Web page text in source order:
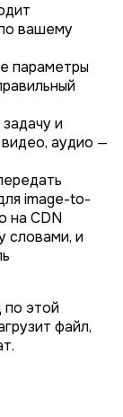
вашему
параметры
и
аудио —
image-to-
на CDN
словами, и
по этой
файл,